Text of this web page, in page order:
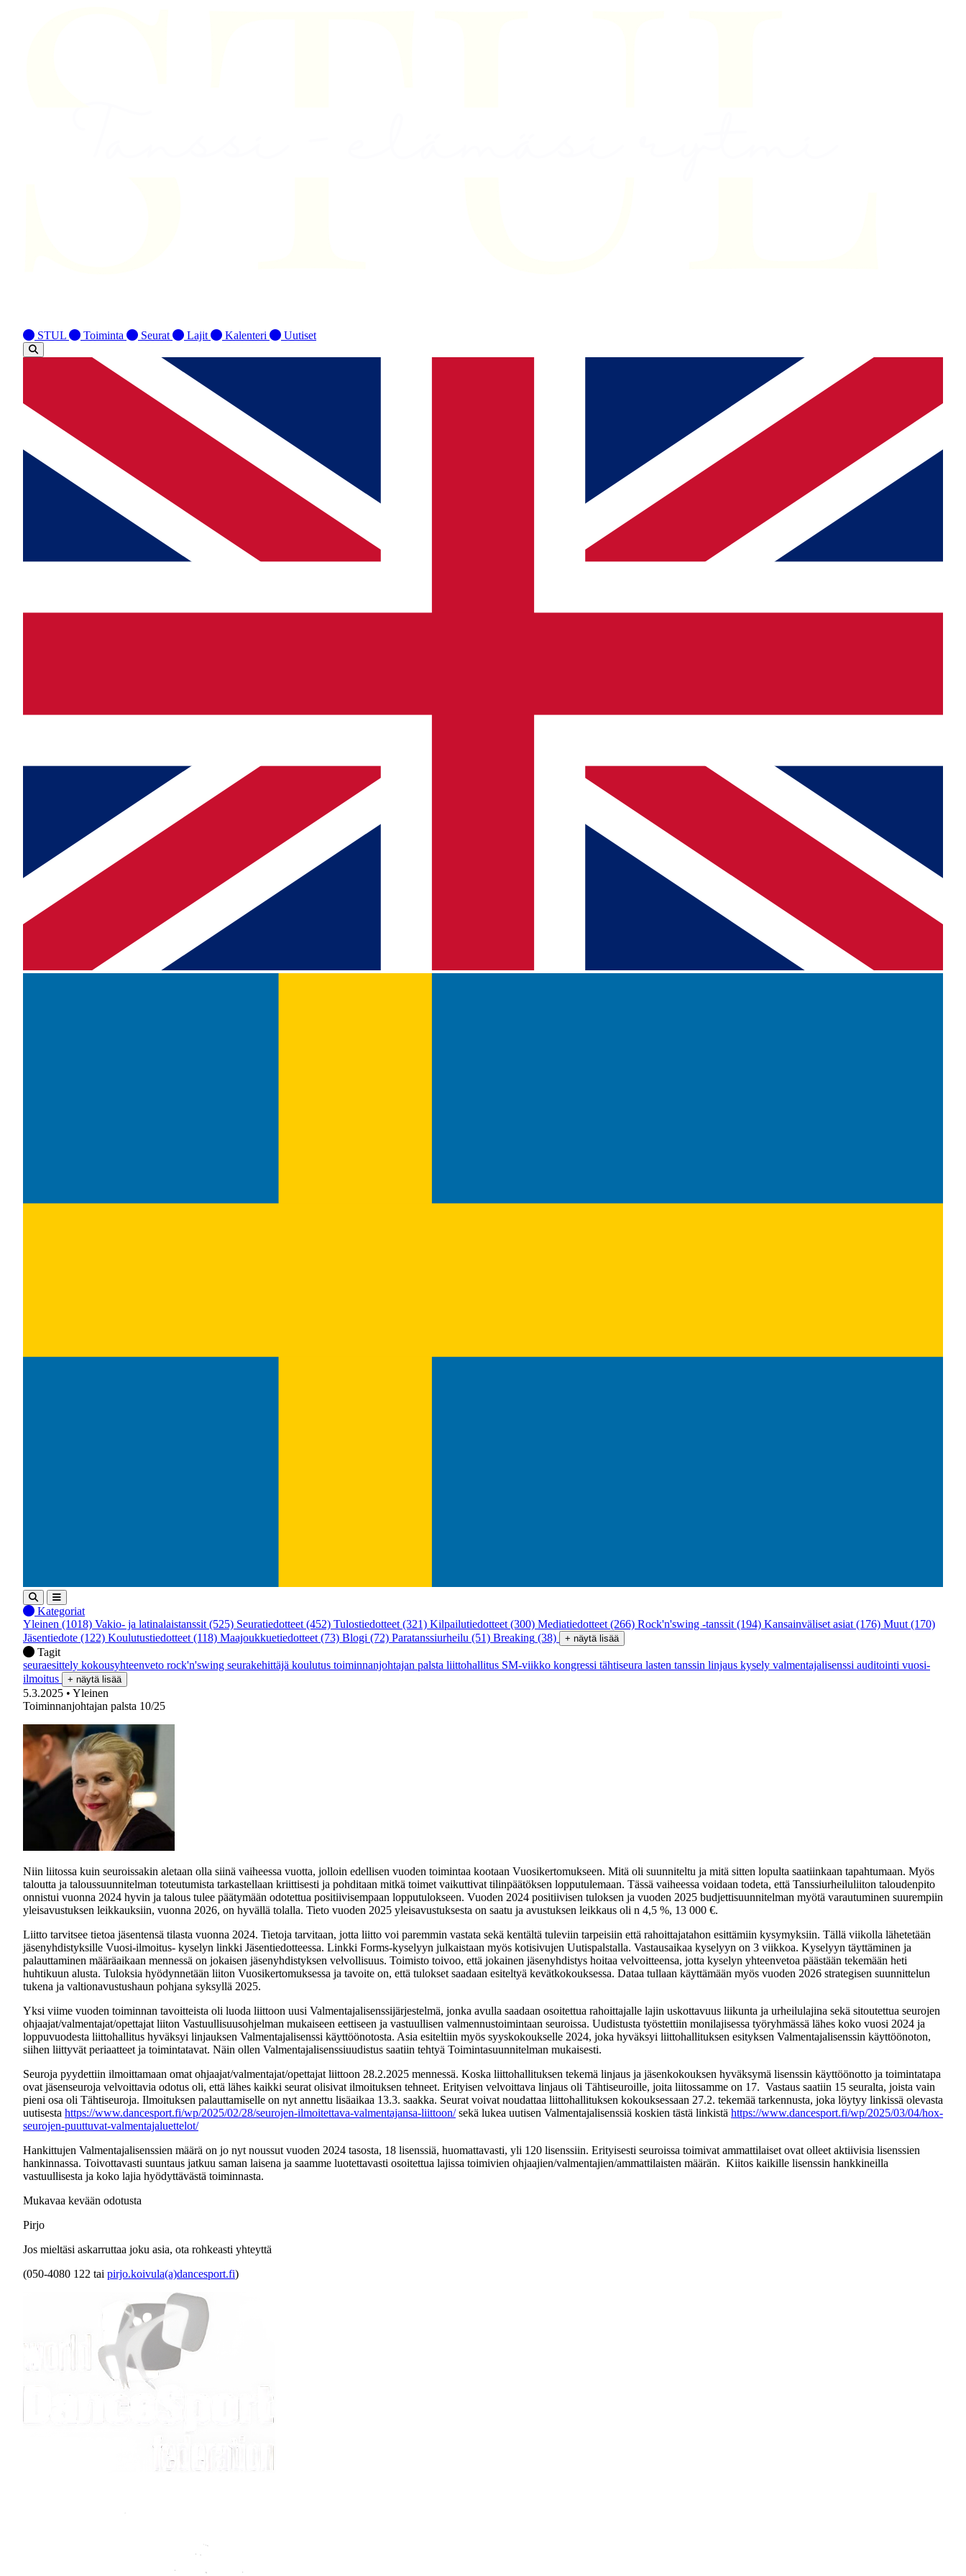
STUL Toiminta Seurat Lajit Kalenteri Uutiset
Kategoriat
Yleinen (1018) Vakio- ja latinalaistanssit (525) Seuratiedotteet (452) Tulostiedotteet (321) Kilpailutiedotteet (300) Mediatiedotteet (266) Rock'n'swing -tanssit (194) Kansainväliset asiat (176) Muut (170)
Jäsentiedote (122) Koulutustiedotteet (118) Maajoukkuetiedotteet (73) Blogi (72) Paratanssiurheilu (51) Breaking (38) + näytä lisää
Tagit
seuraesittely kokousyhteenveto rock'n'swing seurakehittäjä koulutus toiminnanjohtajan palsta liittohallitus SM-viikko kongressi tähtiseura lasten tanssin linjaus kysely valmentajalisenssi auditointi vuosi-
ilmoitus
+ näytä lisää
5.3.2025 • Yleinen
Toiminnanjohtajan palsta 10/25
Niin liitossa kuin seuroissakin aletaan olla siinä vaiheessa vuotta, jolloin edellisen vuoden toimintaa kootaan Vuosikertomukseen. Mitä oli suunniteltu ja mitä sitten lopulta saatiinkaan tapahtumaan. Myös
taloutta ja taloussuunnitelman toteutumista tarkastellaan kriittisesti ja pohditaan mitkä toimet vaikuttivat tilinpäätöksen lopputulemaan. Tässä vaiheessa voidaan todeta, että Tanssiurheiluliiton taloudenpito
onnistui vuonna 2024 hyvin ja talous tulee päätymään odotettua positiivisempaan lopputulokseen. Vuoden 2024 positiivisen tuloksen ja vuoden 2025 budjettisuunnitelman myötä varautuminen suurempiin
yleisavustuksen leikkauksiin, vuonna 2026, on hyvällä tolalla. Tieto vuoden 2025 yleisavustuksesta on saatu ja avustuksen leikkaus oli n 4,5 %, 13 000 €.
Liitto tarvitsee tietoa jäsentensä tilasta vuonna 2024. Tietoja tarvitaan, jotta liitto voi paremmin vastata sekä kentältä tuleviin tarpeisiin että rahoittajatahon esittämiin kysymyksiin. Tällä viikolla lähetetään
jäsenyhdistyksille Vuosi-ilmoitus- kyselyn linkki Jäsentiedotteessa. Linkki Forms-kyselyyn julkaistaan myös kotisivujen Uutispalstalla. Vastausaikaa kyselyyn on 3 viikkoa. Kyselyyn täyttäminen ja
palauttaminen määräaikaan mennessä on jokaisen jäsenyhdistyksen velvollisuus. Toimisto toivoo, että jokainen jäsenyhdistys hoitaa velvoitteensa, jotta kyselyn yhteenvetoa päästään tekemään heti
huhtikuun alusta. Tuloksia hyödynnetään liiton Vuosikertomuksessa ja tavoite on, että tulokset saadaan esiteltyä kevätkokouksessa. Dataa tullaan käyttämään myös vuoden 2026 strategisen suunnittelun
tukena ja valtionavustushaun pohjana syksyllä 2025.
Yksi viime vuoden toiminnan tavoitteista oli luoda liittoon uusi Valmentajalisenssijärjestelmä, jonka avulla saadaan osoitettua rahoittajalle lajin uskottavuus liikunta ja urheilulajina sekä sitoutettua seurojen
ohjaajat/valmentajat/opettajat liiton Vastuullisuusohjelman mukaiseen eettiseen ja vastuullisen valmennustoimintaan seuroissa. Uudistusta työstettiin monilajisessa työryhmässä lähes koko vuosi 2024 ja
loppuvuodesta liittohallitus hyväksyi linjauksen Valmentajalisenssi käyttöönotosta. Asia esiteltiin myös syyskokoukselle 2024, joka hyväksyi liittohallituksen esityksen Valmentajalisenssin käyttöönoton,
siihen liittyvät periaatteet ja toimintatavat. Näin ollen Valmentajalisenssiuudistus saatiin tehtyä Toimintasuunnitelman mukaisesti.
Seuroja pyydettiin ilmoittamaan omat ohjaajat/valmentajat/opettajat liittoon 28.2.2025 mennessä. Koska liittohallituksen tekemä linjaus ja jäsenkokouksen hyväksymä lisenssin käyttöönotto ja toimintatapa
ovat jäsenseuroja velvoittavia odotus oli, että lähes kaikki seurat olisivat ilmoituksen tehneet. Erityisen velvoittava linjaus oli Tähtiseuroille, joita liitossamme on 17. Vastaus saatiin 15 seuralta, joista vain
pieni osa oli Tähtiseuroja. Ilmoituksen palauttamiselle on nyt annettu lisäaikaa 13.3. saakka. Seurat voivat noudattaa liittohallituksen kokouksessaan 27.2. tekemää tarkennusta, joka löytyy linkissä olevasta
uutisesta https://www.dancesport.fi/wp/2025/02/28/seurojen-ilmoitettava-valmentajansa-liittoon/sekä lukea uutisen Valmentajalisenssiä koskien tästä linkistä https://www.dancesport.fi/wp/2025/03/04/hox-
seurojen-puuttuvat-valmentajaluettelot/
Hankittujen Valmentajalisenssien määrä on jo nyt noussut vuoden 2024 tasosta, 18 lisenssiä, huomattavasti, yli 120 lisenssiin. Erityisesti seuroissa toimivat ammattilaiset ovat olleet aktiivisia lisenssien
hankinnassa. Toivottavasti suuntaus jatkuu saman laisena ja saamme luotettavasti osoitettua lajissa toimivien ohjaajien/valmentajien/ammattilaisten määrän. Kiitos kaikille lisenssin hankkineilla
vastuullisesta ja koko lajia hyödyttävästä toiminnasta.
Mukavaa kevään odotusta
Pirjo
Jos mieltäsi askarruttaa joku asia, ota rohkeasti yhteyttä
(050-4080 122 tai pirjo.koivula(a)dancesport.fi)